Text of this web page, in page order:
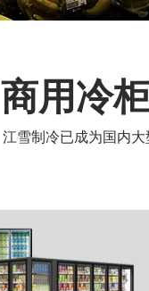
商用冷
江雪制冷已成为国内